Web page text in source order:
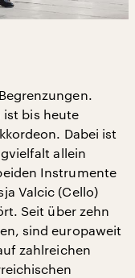
ist bis heute
Dabei ist
allein
Instrumente
Valcic (Cello)
Seit über zehn
sind europaweit
zahlreichen